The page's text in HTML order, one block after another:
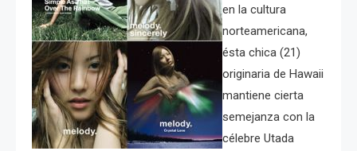
en la cultura
norteamericana,
ésta chica (21)
originaria de Hawaii
mantiene cierta
semejanza con la
célebre Utada